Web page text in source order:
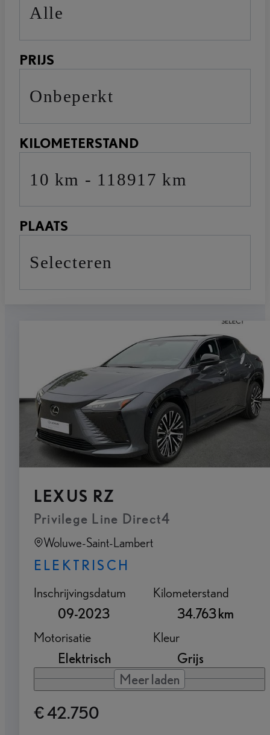
Alle
PRIJS
Onbeperkt
KILOMETERSTAND
10 km - 118917 km
PLAATS
selecteren
LEXUS RZ
Privilege Line Direct4
Woluwe-Saint-Lambert
ELEKTRISCH
Inschrijvingsdatum
09-2023
Kilometerstand
34.763 km
Motorisatie
Elektrisch
Kleur
Grijs
Meer laden
€ 42.750